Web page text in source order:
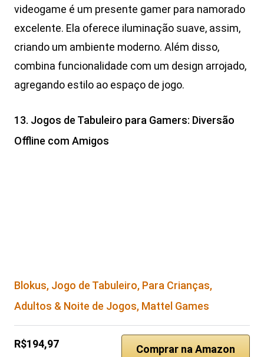
videogame é um presente gamer para namorado
excelente. Ela oferece iluminação suave, assim,
criando um ambiente moderno. Além disso,
combina funcionalidade com um design arrojado,
agregando estilo ao espaço de jogo.
13. Jogos de Tabuleiro para Gamers: Diversão
Offline com Amigos
Blokus, Jogo de Tabuleiro, Para Crianças,
Adultos & Noite de Jogos, Mattel Games
R$194,97 Comprar na Amazon